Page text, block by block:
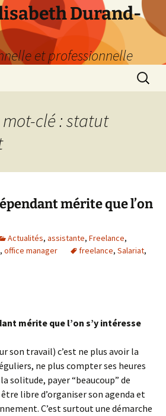
Durand-
et professionnelle
clé : statut
mérite que l’on
Actualités, assistante, Freelance,
, office manager freelance, Salariat,
mérite que l’on s’y intéresse
son travail) c’est ne plus avoir la
ne plus compter ses heures
solitude, payer “beaucoup” de
libre d’organiser son agenda et
C’est surtout une démarche